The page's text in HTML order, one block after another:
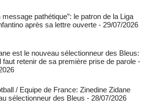
message pathétique”: le patron de la Liga
après sa lettre ouverte - 29/07/2026
est le nouveau sélectionneur des Bleus:
faut retenir de sa première prise de parole -
/ Equipe de France: Zinedine Zidane
sélectionneur des Bleus - 28/07/2026